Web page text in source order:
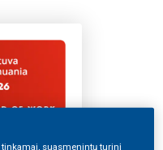
suasmenintų turinį